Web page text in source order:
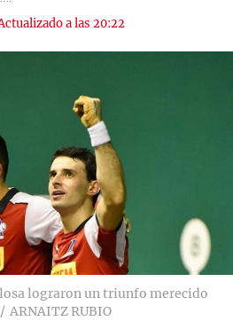
a las 20:22
lograron un triunfo merecido
ARNAITZ RUBIO